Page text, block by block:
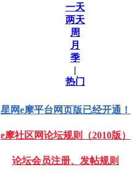
一天
两天
周
月
季
|
热门
星网e摩平台网页版已经开通！
e摩社区网论坛规则（2010版）
论坛会员注册、发帖规则